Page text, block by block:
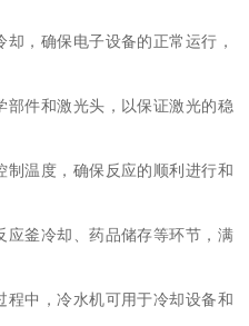
，确保电子设备的正常运行，
部件和激光头，以保证激光的稳
制温度，确保反应的顺利进行和
应釜冷却、药品储存等环节，满
程中，冷水机可用于冷却设备和